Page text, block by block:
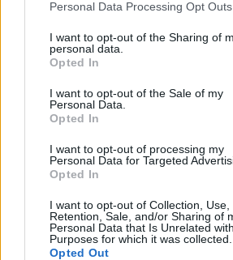
Please note that this website/app uses
not limited to your visit or usage
grant or deny consent to Google and its
use your data for below specified
consent section.
Personal Data Processing Opt Outs
I want to opt-out of the Sharing of
personal data.
Opted In
I want to opt-out of the Sale of my
Personal Data.
Opted In
I want to opt-out of processing my
Personal Data for Targeted
Opted In
I want to opt-out of Collection, Use,
Retention, Sale, and/or Sharing of
Personal Data that Is Unrelated
Purposes for which it was collected.
Opted Out
13 éve
Ez baromiszép!!!
tutiadöfi
13 éve
scorsesefan
13 éve
Kritika várható?